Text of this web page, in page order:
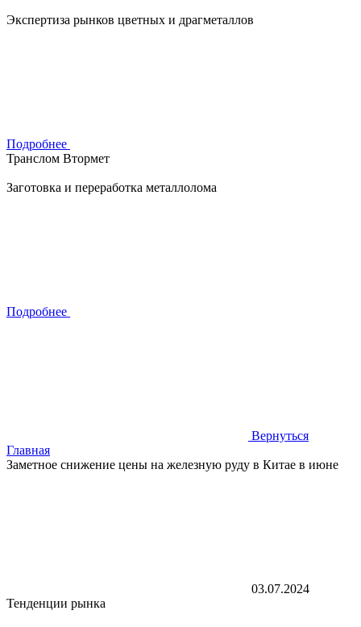
Экспертиза рынков цветных и драгметаллов
Подробнее
Транслом Втормет
Заготовка и переработка металлолома
Подробнее
Вернуться
Главная
Заметное снижение цены на железную руду в Китае в июне
03.07.2024
Тенденции рынка